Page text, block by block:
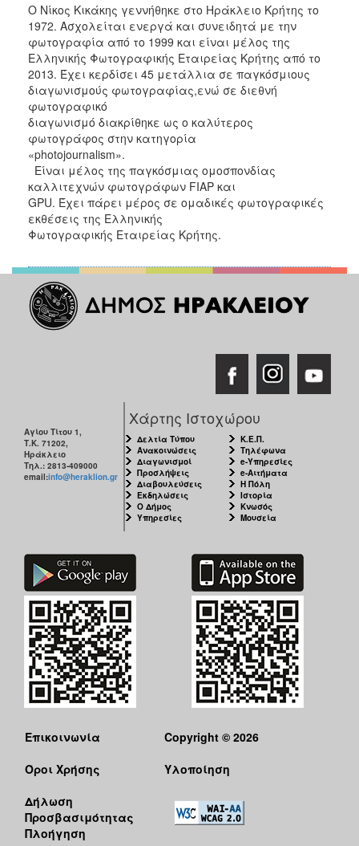
Ο Νίκος Κικάκης γεννήθηκε στο Ηράκλειο Κρήτης το
1972. Ασχολείται ενεργά και συνειδητά με την
φωτογραφία από το 1999 και είναι μέλος της
Ελληνικής Φωτογραφικής Εταιρείας Κρήτης από το
2013. Έχει κερδίσει 45 μετάλλια σε παγκόσμιους
διαγωνισμούς φωτογραφίας,ενώ σε διεθνή
φωτογραφικό
διαγωνισμό διακρίθηκε ως ο καλύτερος
φωτογράφος στην κατηγορία
«photojournalism».
Είναι μέλος της παγκόσμιας ομοσπονδίας
καλλιτεχνών φωτογράφων FIAP και
GPU. Έχει πάρει μέρος σε ομαδικές φωτογραφικές
εκθέσεις της Ελληνικής
Φωτογραφικής Εταιρείας Κρήτης.
Αγίου Τίτου 1,
Τ.Κ. 71202,
Ηράκλειο
Τηλ.: 2813-409000
email:info@heraklion.gr
Χάρτης Ιστοχώρου
Δελτία Τύπου
Ανακοινώσεις
Διαγωνισμοί
Προσλήψεις
Διαβουλεύσεις
Εκδηλώσεις
Ο Δήμος
Υπηρεσίες
Κ.Ε.Π.
Τηλέφωνα
e-Υπηρεσίες
e-Αιτήματα
Η Πόλη
Ιστορία
Κνωσός
Μουσεία
Επικοινωνία
Όροι Χρήσης
Δήλωση
Προσβασιμότητας
Πλοήγηση
Copyright © 2026
Υλοποίηση